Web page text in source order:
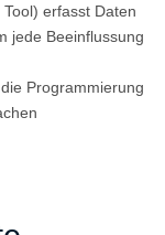
erfasst Daten
jede Beeinflussung
Programmierung